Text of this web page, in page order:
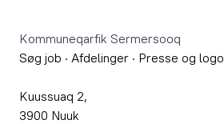
Kommuneqarfik Sermersooq
Søg job · Afdelinger · Presse og logo
Kuussuaq 2,
3900 Nuuk